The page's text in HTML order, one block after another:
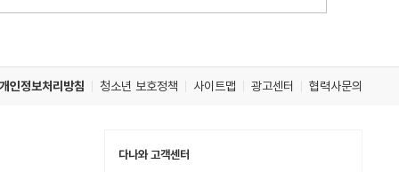
개인정보처리방침 청소년 보호정책 사이트맵 광고센터 협력사문의
다나와 고객센터